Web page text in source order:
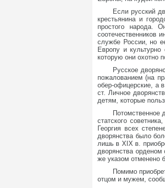
Если русский
крестьянина и
простого народа.
соотечественников
службе России, но
Европу и
которую они охотно
Русское
пожалованием (на
обер-офицерские, а
ст. Личное
детям, которые
Потомственное
статского
Георгия всех
дворянства было
лишь в XIX в.
дворянства
же указом отменено
Помимо
отцом и мужем,